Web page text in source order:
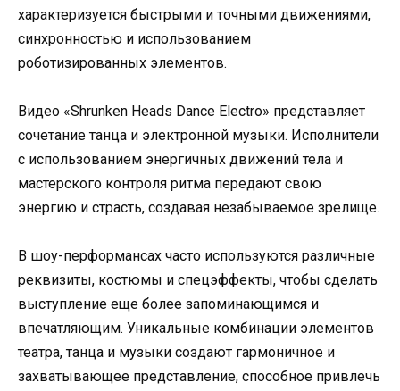
характеризуется быстрыми и точными движениями,
синхронностью и использованием
роботизированных элементов.
Видео «Shrunken Heads Dance Electro» представляет
сочетание танца и электронной музыки. Исполнители
с использованием энергичных движений тела и
мастерского контроля ритма передают свою
энергию и страсть, создавая незабываемое зрелище.
В шоу-перформансах часто используются различные
реквизиты, костюмы и спецэффекты, чтобы сделать
выступление еще более запоминающимся и
впечатляющим. Уникальные комбинации элементов
театра, танца и музыки создают гармоничное и
захватывающее представление, способное привлечь